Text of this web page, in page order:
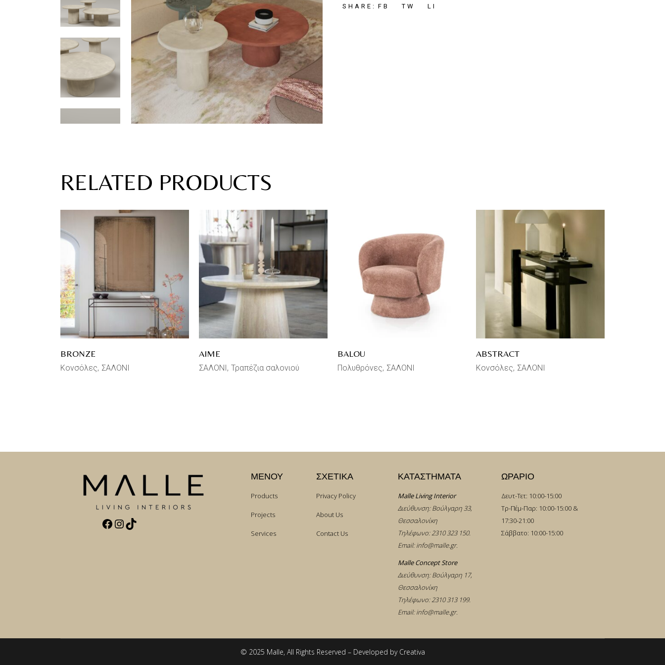
SHARE: FB TW LI
RELATED PRODUCTS
BRONZE
Κονσόλες ΣΑΛΟΝΙ
AIME
ΣΑΛΟΝΙ Τραπέζια σαλονιού
BALOU
Πολυθρόνες ΣΑΛΟΝΙ
ABSTRACT
Κονσόλες ΣΑΛΟΝΙ
Facebook
Instagram
TikTok
ΜΕΝΟΥ
Products
Projects
Services
ΣΧΕΤΙΚΑ
Privacy Policy
About Us
Contact Us
ΚΑΤΑΣΤΗΜΑΤΑ
Malle Living Interior
Διεύθυνση: Βούλγαρη 33,
Θεσσαλονίκη
Τηλέφωνο:2310 323 150.
Email:info@malle.gr.
Malle Concept Store
Διεύθυνση: Βούλγαρη 17,
Θεσσαλονίκη
Τηλέφωνο:2310 313 199.
Email:info@malle.gr.
ΩΡΑΡΙΟ
Δευτ-Τετ: 10:00-15:00
Τρ-Πέμ-Παρ: 10:00-15:00 &
17:30-21:00
Σάββατο: 10:00-15:00
© 2025 Malle, All Rights Reserved – Developed by Creativa